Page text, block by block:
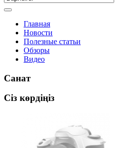
Главная
Новости
Полезные статьи
Обзоры
Видео
Санат
Сіз көрдіңіз